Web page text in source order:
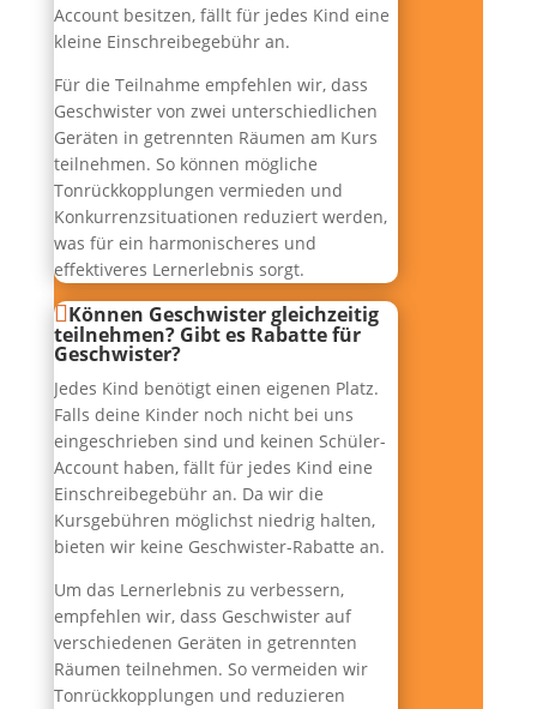
Account besitzen, fällt für jedes Kind eine
kleine Einschreibegebühr an.
Für die Teilnahme empfehlen wir, dass
Geschwister von zwei unterschiedlichen
Geräten in getrennten Räumen am Kurs
teilnehmen. So können mögliche
Tonrückkopplungen vermieden und
Konkurrenzsituationen reduziert werden,
was für ein harmonischeres und
effektiveres Lernerlebnis sorgt.
Können Geschwister gleichzeitig
teilnehmen? Gibt es Rabatte für
Geschwister?
Jedes Kind benötigt einen eigenen Platz.
Falls deine Kinder noch nicht bei uns
eingeschrieben sind und keinen Schüler-
Account haben, fällt für jedes Kind eine
Einschreibegebühr an. Da wir die
Kursgebühren möglichst niedrig halten,
bieten wir keine Geschwister-Rabatte an.
Um das Lernerlebnis zu verbessern,
empfehlen wir, dass Geschwister auf
verschiedenen Geräten in getrennten
Räumen teilnehmen. So vermeiden wir
Tonrückkopplungen und reduzieren